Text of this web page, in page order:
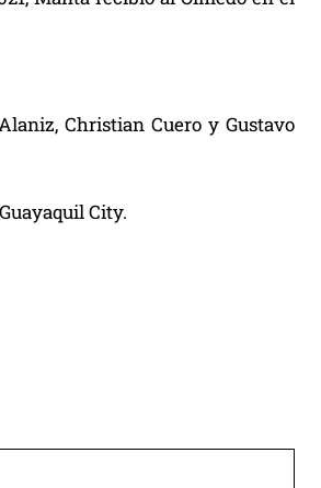
Christian Cuero y Gustavo
City.